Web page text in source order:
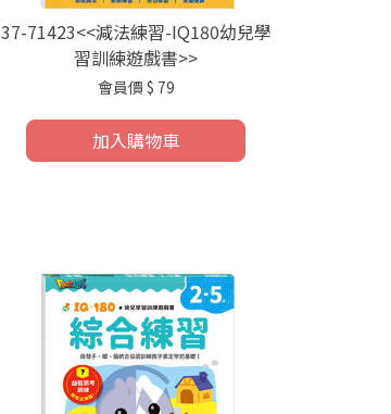
37-71423<<減法練習-IQ180幼兒學
習訓練遊戲書>>
會員價 $ 79
加入購物車